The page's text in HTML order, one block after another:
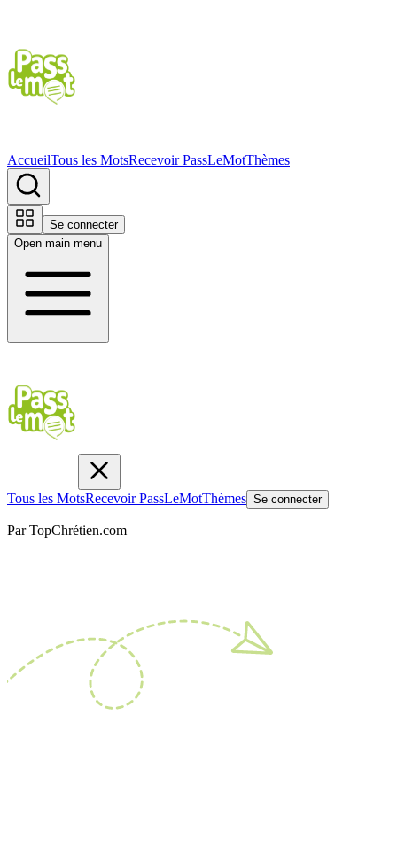
AccueilTous les MotsRecevoir PassLeMotThèmes
Se connecter
Open main menu
Tous les MotsRecevoir PassLeMotThèmes Se connecter
Par TopChrétien.com